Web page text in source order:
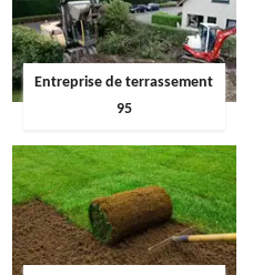
Entreprise de terrassement
95